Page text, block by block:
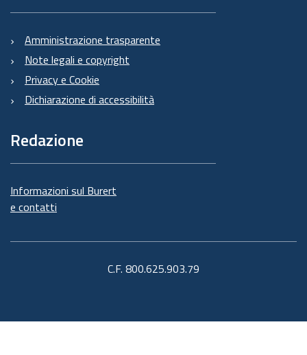
Amministrazione trasparente
Note legali e copyright
Privacy e Cookie
Dichiarazione di accessibilità
Redazione
Informazioni sul Burert
e contatti
C.F. 800.625.903.79